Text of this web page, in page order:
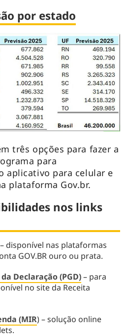
por estado
três opções para fazer a
para
aplicativo para celular e
plataforma Gov.br.
nos links
– disponível nas plataformas
GOV.BR ouro ou prata.
Declaração (PGD)– para
no site da Receita
(MIR) – solução online